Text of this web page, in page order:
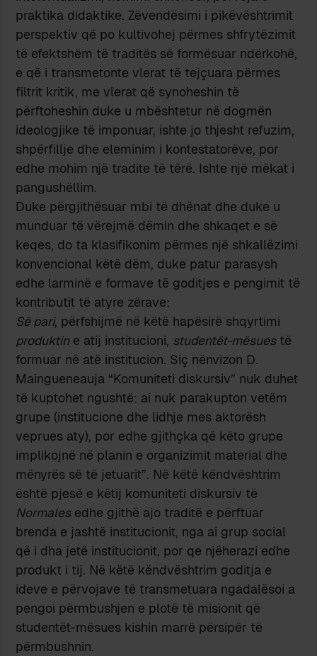
praktika didaktike. Zëvendësimi i pikëvështrimit
perspektiv që po kultivohej përmes shfrytëzimit
të efektshëm të traditës së formësuar ndërkohë,
e që i transmetonte vlerat të tejçuara përmes
filtrit kritik, me vlerat që synoheshin të
përftoheshin duke u mbështetur në dogmën
ideologjike të imponuar, ishte jo thjesht refuzim,
shpërfillje dhe eleminim i kontestatorëve, por
edhe mohim një tradite të tërë. Ishte një mëkat i
pangushëllim.
Duke përgjithësuar mbi të dhënat dhe duke u
munduar të vërejmë dëmin dhe shkaqet e së
keqes, do ta klasifikonim përmes një shkallëzimi
konvencional këtë dëm, duke patur parasysh
edhe larminë e formave të goditjes e pengimit të
kontributit të atyre zërave:
Së pari, përfshijmë në këtë hapësirë shqyrtimi
produktin e atij institucioni, studentët-mësuestë
formuar në atë institucion. Siç nënvizon D.
Maingueneauja “Komuniteti diskursiv” nuk duhet
të kuptohet ngushtë: ai nuk parakupton vetëm
grupe (institucione dhe lidhje mes aktorësh
veprues aty), por edhe gjithçka që këto grupe
implikojnë në planin e organizimit material dhe
mënyrës së të jetuarit”. Në këtë këndvështrim
është pjesë e këtij komuniteti diskursiv të
Normalesedhe gjithë ajo traditë e përftuar
brenda e jashtë institucionit, nga ai grup social
që i dha jetë institucionit, por qe njëherazi edhe
produkt i tij. Në këtë këndvështrim goditja e
ideve e përvojave të transmetuara ngadalësoi a
pengoi përmbushjen e plotë të misionit që
studentët-mësues kishin marrë përsipër të
përmbushnin.